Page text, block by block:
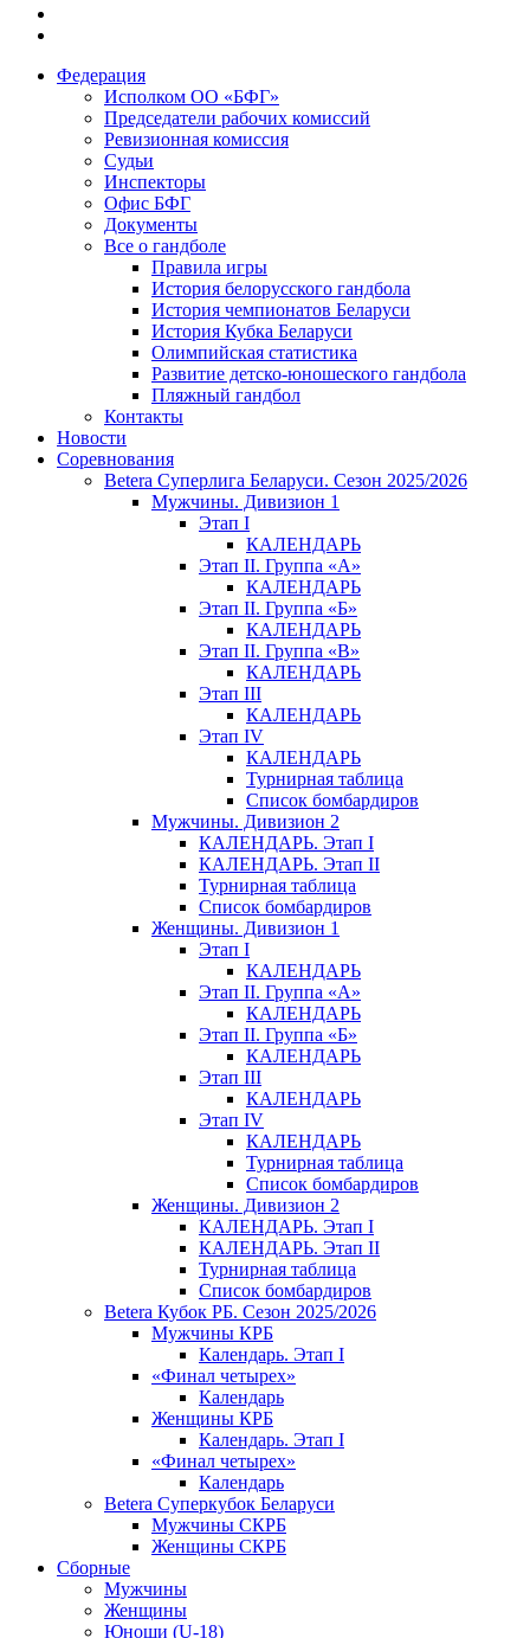
Федерация
Исполком ОО «БФГ»
Председатели рабочих комиссий
Ревизионная комиссия
Судьи
Инспекторы
Офис БФГ
Документы
Все о гандболе
Правила игры
История белорусского гандбола
История чемпионатов Беларуси
История Кубка Беларуси
Олимпийская статистика
Развитие детско-юношеского гандбола
Пляжный гандбол
Контакты
Новости
Соревнования
Betera Суперлига Беларуси. Сезон 2025/2026
Мужчины. Дивизион 1
Этап I
КАЛЕНДАРЬ
Этап II. Группа «А»
КАЛЕНДАРЬ
Этап II. Группа «Б»
КАЛЕНДАРЬ
Этап II. Группа «В»
КАЛЕНДАРЬ
Этап III
КАЛЕНДАРЬ
Этап IV
КАЛЕНДАРЬ
Турнирная таблица
Список бомбардиров
Мужчины. Дивизион 2
КАЛЕНДАРЬ. Этап I
КАЛЕНДАРЬ. Этап II
Турнирная таблица
Список бомбардиров
Женщины. Дивизион 1
Этап I
КАЛЕНДАРЬ
Этап II. Группа «А»
КАЛЕНДАРЬ
Этап II. Группа «Б»
КАЛЕНДАРЬ
Этап III
КАЛЕНДАРЬ
Этап IV
КАЛЕНДАРЬ
Турнирная таблица
Список бомбардиров
Женщины. Дивизион 2
КАЛЕНДАРЬ. Этап I
КАЛЕНДАРЬ. Этап II
Турнирная таблица
Список бомбардиров
Betera Кубок РБ. Сезон 2025/2026
Мужчины КРБ
Календарь. Этап I
«Финал четырех»
Календарь
Женщины КРБ
Календарь. Этап I
«Финал четырех»
Календарь
Betera Суперкубок Беларуси
Мужчины СКРБ
Женщины СКРБ
Сборные
Мужчины
Женщины
Юноши (U-18)